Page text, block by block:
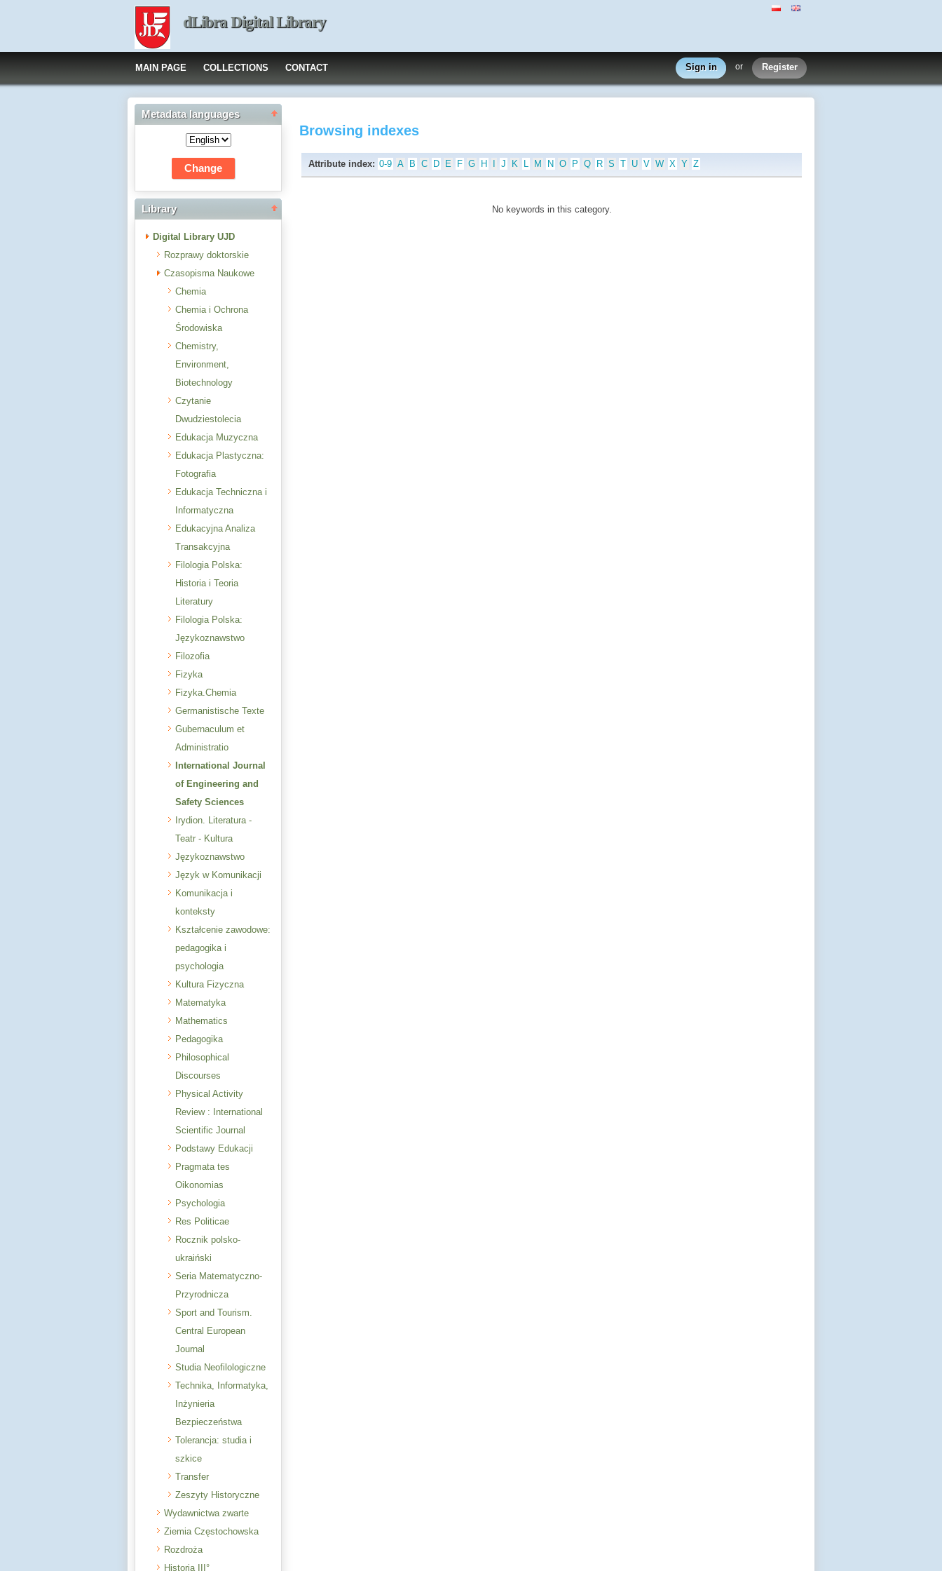
dLibra Digital Library
MAIN PAGE COLLECTIONS CONTACT Sign in or Register
Metadata languages
Library
Digital Library UJD
Rozprawy doktorskie
Czasopisma Naukowe
Chemia
Chemia i Ochrona
Środowiska
Chemistry,
Environment,
Biotechnology
Czytanie
Dwudziestolecia
Edukacja Muzyczna
Edukacja Plastyczna:
Fotografia
Edukacja Techniczna i
Informatyczna
Edukacyjna Analiza
Transakcyjna
Filologia Polska:
Historia i Teoria
Literatury
Filologia Polska:
Językoznawstwo
Filozofia
Fizyka
Fizyka.Chemia
Germanistische Texte
Gubernaculum et
Administratio
International Journal
of Engineering and
Safety Sciences
Irydion. Literatura -
Teatr - Kultura
Językoznawstwo
Język w Komunikacji
Komunikacja i
konteksty
Kształcenie zawodowe:
pedagogika i
psychologia
Kultura Fizyczna
Matematyka
Mathematics
Pedagogika
Philosophical
Discourses
Physical Activity
Review : International
Scientific Journal
Podstawy Edukacji
Pragmata tes
Oikonomias
Psychologia
Res Politicae
Rocznik polsko-
ukraiński
Seria Matematyczno-
Przyrodnicza
Sport and Tourism.
Central European
Journal
Studia Neofilologiczne
Technika, Informatyka,
Inżynieria
Bezpieczeństwa
Tolerancja: studia i
szkice
Transfer
Zeszyty Historyczne
Wydawnictwa zwarte
Ziemia Częstochowska
Rozdroża
Historia III°
Browsing indexes
Attribute index: 0-9 A B C D E F G H J K L M N O P Q R S T U V W X Y Z
No keywords in this category.